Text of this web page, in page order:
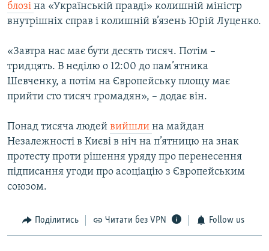
блозі на «Українській правді» колишній міністр
внутрішніх справ і колишній в’язень Юрій Луценко.
«Завтра нас має бути десять тисяч. Потім –
тридцять. В неділю о 12:00 до пам’ятника
Шевченку, а потім на Європейську площу має
прийти сто тисяч громадян», – додає він.
Понад тисяча людей вийшли на майдан
Незалежності в Києві в ніч на п’ятницю на знак
протесту проти рішення уряду про перенесення
підписання угоди про асоціацію з Європейським
союзом.
Поділитись Читати без VPN Follow us